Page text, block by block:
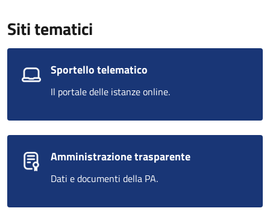
Siti tematici
Sportello telematico
Il portale delle istanze online.
Amministrazione trasparente
Dati e documenti della PA.